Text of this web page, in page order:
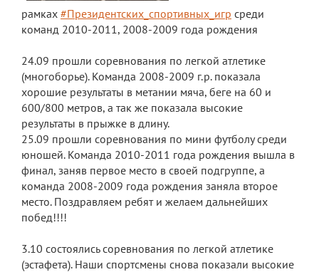
рамках #Президентских_спортивных_игр среди
команд 2010-2011, 2008-2009 года рождения
24.09 прошли соревнования по легкой атлетике
(многоборье). Команда 2008-2009 г.р. показала
хорошие результаты в метании мяча, беге на 60 и
600/800 метров, а так же показала высокие
результаты в прыжке в длину.
25.09 прошли соревнования по мини футболу среди
юношей. Команда 2010-2011 года рождения вышла в
финал, заняв первое место в своей подгруппе, а
команда 2008-2009 года рождения заняла второе
место. Поздравляем ребят и желаем дальнейших
побед!!!!
3.10 состоялись соревнования по легкой атлетике
(эстафета). Наши спортсмены снова показали высокие